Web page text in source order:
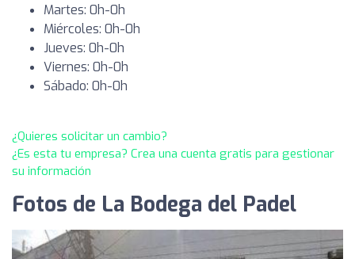
Martes: 0h-0h
Miércoles: 0h-0h
Jueves: 0h-0h
Viernes: 0h-0h
Sábado: 0h-0h
¿Quieres solicitar un cambio?
¿Es esta tu empresa? Crea una cuenta gratis para gestionar
su información
Fotos de La Bodega del Padel